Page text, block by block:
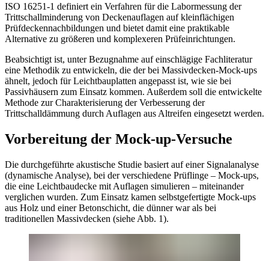
ISO 16251-1 definiert ein Verfahren für die Labormessung der
Trittschallminderung von Deckenauflagen auf kleinflächigen
Prüfdeckennachbildungen und bietet damit eine praktikable
Alternative zu größeren und komplexeren Prüfeinrichtungen.
Beabsichtigt ist, unter Bezugnahme auf einschlägige Fachliteratur
eine Methodik zu entwickeln, die der bei Massivdecken-Mock-ups
ähnelt, jedoch für Leichtbauplatten angepasst ist, wie sie bei
Passivhäusern zum Einsatz kommen. Außerdem soll die entwickelte
Methode zur Charakterisierung der Verbesserung der
Trittschalldämmung durch Auflagen aus Altreifen eingesetzt werden.
Vorbereitung der Mock-up-Versuche
Die durchgeführte akustische Studie basiert auf einer Signalanalyse
(dynamische Analyse), bei der verschiedene Prüflinge – Mock-ups,
die eine Leichtbaudecke mit Auflagen simulieren – miteinander
verglichen wurden. Zum Einsatz kamen selbstgefertigte Mock-ups
aus Holz und einer Betonschicht, die dünner war als bei
traditionellen Massivdecken (siehe Abb. 1).